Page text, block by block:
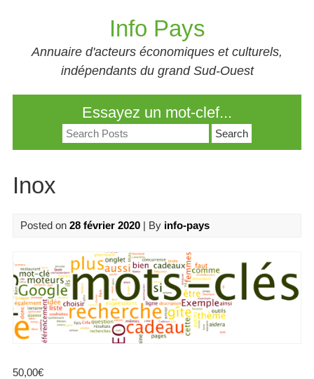
Info Pays
Annuaire d'acteurs économiques et culturels,
indépendants du grand Sud-Ouest
Essayez un mot-clef...
Search
for:
Inox
Posted on 28 février 2020| By info-pays
50,00€